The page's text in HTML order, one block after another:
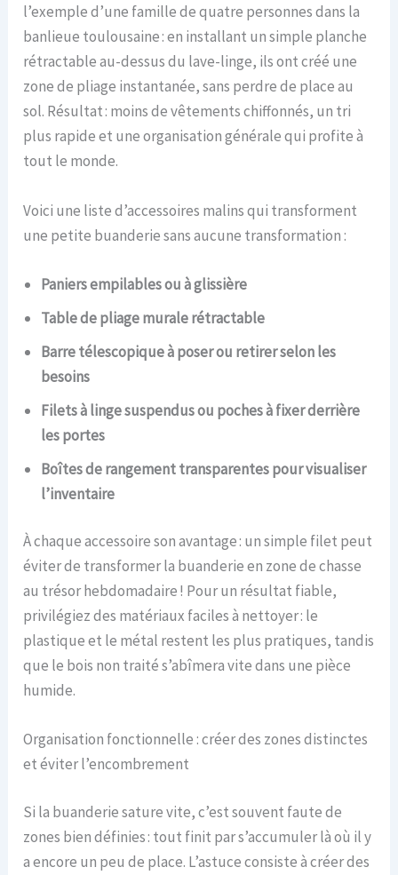
l’exemple d’une famille de quatre personnes dans la
banlieue toulousaine : en installant un simple planche
rétractable au-dessus du lave-linge, ils ont créé une
zone de pliage instantanée, sans perdre de place au
sol. Résultat : moins de vêtements chiffonnés, un tri
plus rapide et une organisation générale qui profite à
tout le monde.
Voici une liste d’accessoires malins qui transforment
une petite buanderie sans aucune transformation :
Paniers empilables ou à glissière
Table de pliage murale rétractable
Barre télescopique à poser ou retirer selon les
besoins
Filets à linge suspendus ou poches à fixer derrière
les portes
Boîtes de rangement transparentes pour visualiser
l’inventaire
À chaque accessoire son avantage : un simple filet peut
éviter de transformer la buanderie en zone de chasse
au trésor hebdomadaire ! Pour un résultat fiable,
privilégiez des matériaux faciles à nettoyer : le
plastique et le métal restent les plus pratiques, tandis
que le bois non traité s’abîmera vite dans une pièce
humide.
Organisation fonctionnelle : créer des zones distinctes
et éviter l’encombrement
Si la buanderie sature vite, c’est souvent faute de
zones bien définies : tout finit par s’accumuler là où il y
a encore un peu de place. L’astuce consiste à créer des